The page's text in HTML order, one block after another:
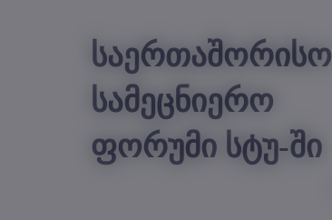
საერთაშორისო
სამეცნიერო
ფორუმი სტუ-ში